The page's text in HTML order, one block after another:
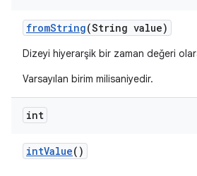
fromString(String value)
Dizeyi hiyerarşik bir zaman değeri
Varsayılan birim milisaniyedir.
int
intValue()